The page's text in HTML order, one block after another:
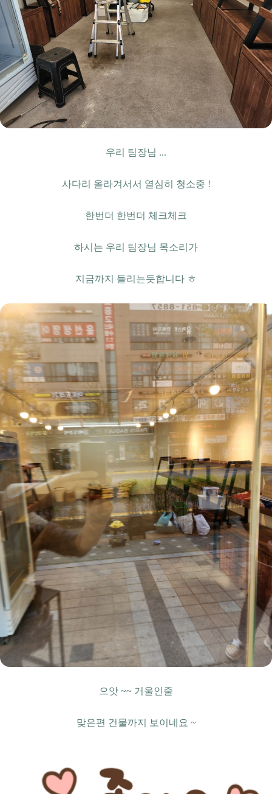
우리 팀장님 ...
사다리 올라겨서서 열심히 청소중 !
한번더 한번더 체크체크
하시는 우리 팀장님 목소리가
지금까지 들리는듯합니다 ㅎ
으앗 ~~ 거울인줄
맞은편 건물까지 보이네요 ~